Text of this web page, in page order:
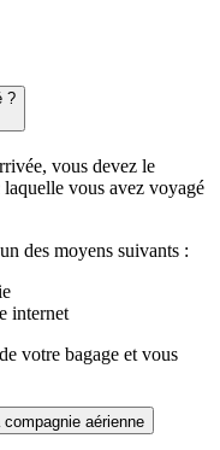
?
vous devez le
vous avez voyagé
des moyens suivants :
internet
votre bagage et vous
aérienne